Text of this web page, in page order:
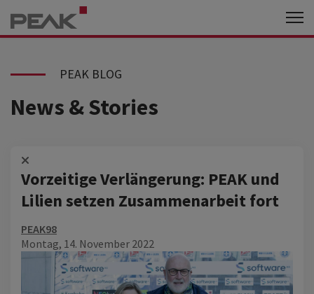
PEAK BLOG
News & Stories
Vorzeitige Verlängerung: PEAK und
Lilien setzen Zusammenarbeit fort
PEAK98
Montag, 14. November 2022